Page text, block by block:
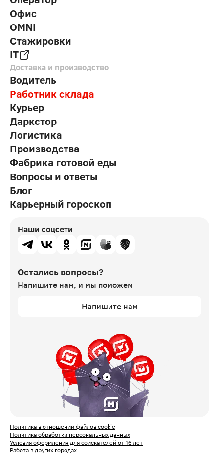
Офис
OMNI
Стажировки
IT
Доставка и производство
Водитель
Работник склада
Курьер
Даркстор
Логистика
Производства
Фабрика готовой еды
Вопросы и ответы
Блог
Карьерный гороскоп
Наши соцсети
Остались вопросы?
Напишите нам, и мы поможем
Напишите нам
Политика в отношении файлов cookie
Политика обработки персональных данных
Условия оформления для соискателей от 16 лет
Работа в других городах